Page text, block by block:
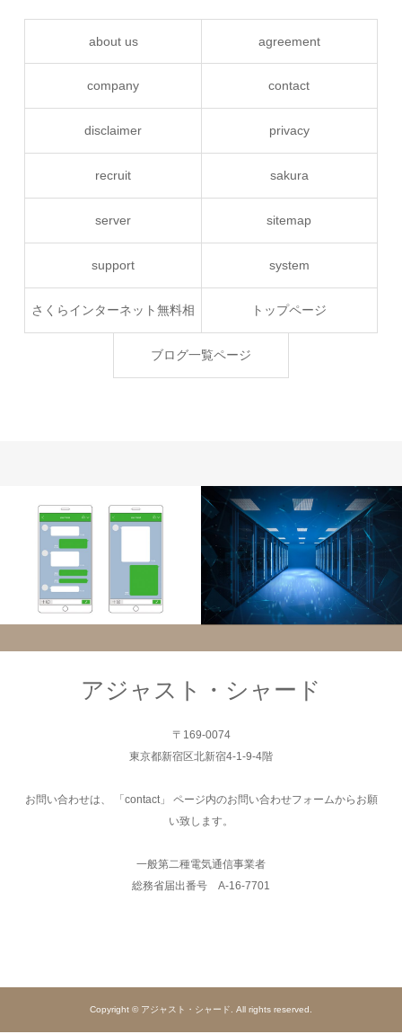
about us agreement
company contact
disclaimer privacy
recruit sakura
server sitemap
support system
さくらインターネット無料相 トップページ
ブログ一覧ページ
システム サーバー
アジャスト・シャード
〒169-0074
東京都新宿区北新宿4-1-9-4階
お問い合わせは、 「contact」 ページ内のお問い合わせフォームからお願
い致します。
一般第二種電気通信事業者
総務省届出番号 A-16-7701
Copyright © アジャスト・シャード. All rights reserved.